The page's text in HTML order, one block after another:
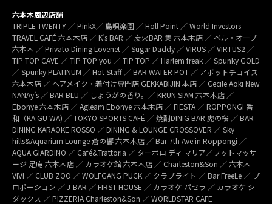
六本木周辺店舗
TRIPLE TWENTY ／ PinkX／ 島唄楽園 ／ Holl Point ／ World Investors
TRAVEL CAFÉ 六本木店 ／ K’s BAR ／ 炭火BAR 集 六本木店 ／ ベル・オーブ
六本木 ／ Privato Dining Lovenet ／ Sugar Daddy ／ VIRUS ／ VIRTUS2 ／
TIP TOP CAVE ／ TIP TOP you ／ TIP TOP ／ Harlem freak ／ Spunky GOLD
／ Spunky PLATINUM ／ Hot Staff ／ BAR WATER POT ／ アボットチョイス
六本木店 ／ ヘアメイク・着付け専門店 GEKKABIJIN 本店 ／ Cecile Aoki New
NANAy’s ／ BAR BLU ／ しょうがの香り。／ KRUN SIAM 六本木店 ／
Ebonye 六本木店 ／ Agleam Ebonye 六本木店 ／ FIESTA ／ ROPPONGI 香
和（KA GU WA) ／ TOKYO SPORTS CAFÉ ／ 焼酎DINIG BAR 虎の桜 ／ BAR
DINING KARAOKE ROSSO ／ DINING & LOUNGE CROSSOVER ／ Sky
hills&Aquarium Lounge 蒼の響 六本木店 ／ Bar 7th Ave.in Roppongi ／
AQUA GIARDINO ／ Café&Trattoria ／ ターボロ ディ マリア／フットマッサ
ージ 足庵 六本木店 ／ カラオケ館 六本木店 ／ Charleston&Son ／ 六本木
VIVI ／ CLUB ZOO ／ WOLFGANG PUCK ／ クラブライト ／ Bar FreeLe ／ プ
ロポーション ／ J-BAR ／ FIRST HOUSE ／ カラオケ パセラ ／ カラオケ シ
ダックス ／ PIZZERIA Charleston&Son ／ WORLDSTAR CAFE